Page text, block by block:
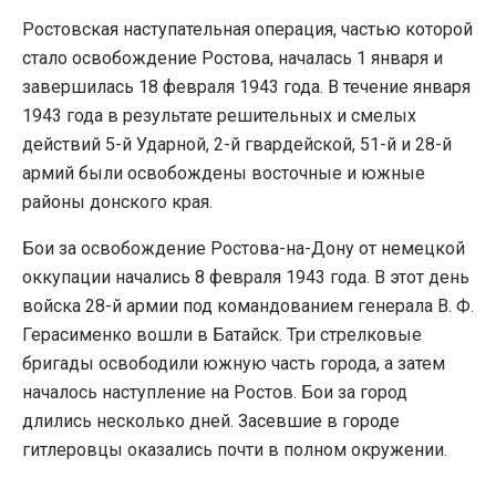
Ростовская наступательная операция, частью которой
стало освобождение Ростова, началась 1 января и
завершилась 18 февраля 1943 года. В течение января
1943 года в результате решительных и смелых
действий 5-й Ударной, 2-й гвардейской, 51-й и 28-й
армий были освобождены восточные и южные
районы донского края.
Бои за освобождение Ростова-на-Дону от немецкой
оккупации начались 8 февраля 1943 года. В этот день
войска 28-й армии под командованием генерала В. Ф.
Герасименко вошли в Батайск. Три стрелковые
бригады освободили южную часть города, а затем
началось наступление на Ростов. Бои за город
длились несколько дней. Засевшие в городе
гитлеровцы оказались почти в полном окружении.